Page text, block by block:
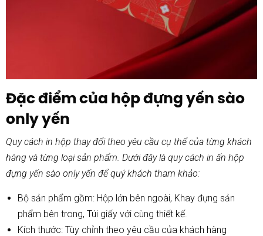
Đặc điểm của hộp đựng yến sào
only yến
Quy cách in hộp thay đổi theo yêu cầu cụ thể của từng khách
hàng và từng loại sản phẩm. Dưới đây là quy cách in ấn hộp
đựng yến sào only yến để quý khách tham khảo:
Bộ sản phẩm gồm: Hộp lớn bên ngoài, Khay đựng sản
phẩm bên trong, Túi giấy với cùng thiết kế.
Kích thước: Tùy chỉnh theo yêu cầu của khách hàng